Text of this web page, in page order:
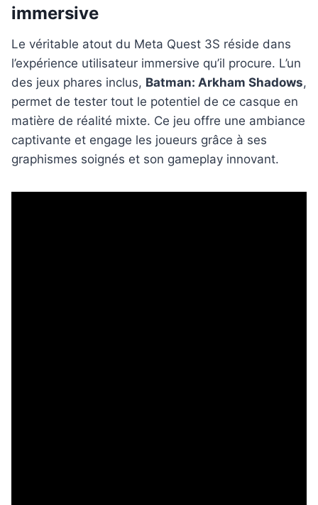
immersive
Le véritable atout du Meta Quest 3S réside dans
l’expérience utilisateur immersive qu’il procure. L’un
des jeux phares inclus, Batman: Arkham Shadows,
permet de tester tout le potentiel de ce casque en
matière de réalité mixte. Ce jeu offre une ambiance
captivante et engage les joueurs grâce à ses
graphismes soignés et son gameplay innovant.